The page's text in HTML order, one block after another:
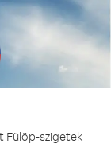
Fülöp-szigetek